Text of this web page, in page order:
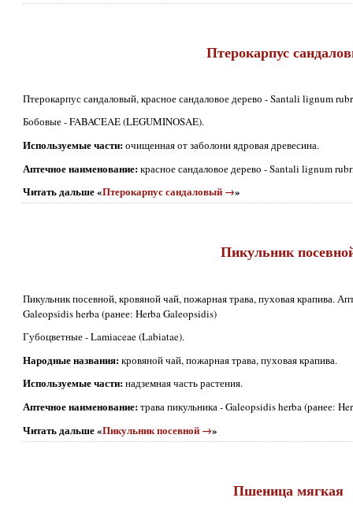
Птерокарпус
Птерокарпус сандаловый, красное сандаловое дерево - Santali lignum
Бобовые - FABACEAE (LEGUMINOSAE).
Используемые части:очищенная от заболони ядровая древесина.
Аптечное наименование:красное сандаловое дерево - Santali lignum
Читать дальше «Птерокарпус сандаловый →»
Пикульник
Пикульник посевной, кровяной чай, пожарная трава, пуховая крапива.
Galeopsidis herba (ранее: Herba Galeopsidis)
Губоцветные - Lamiaceae (Labiatae).
Народные названия:кровяной чай, пожарная трава, пуховая крапива.
Используемые части:надземная часть растения.
Аптечное наименование:трава пикульника - Galeopsidis herba (ранее:
Читать дальше «Пикульник посевной →»
Пшеница мягкая